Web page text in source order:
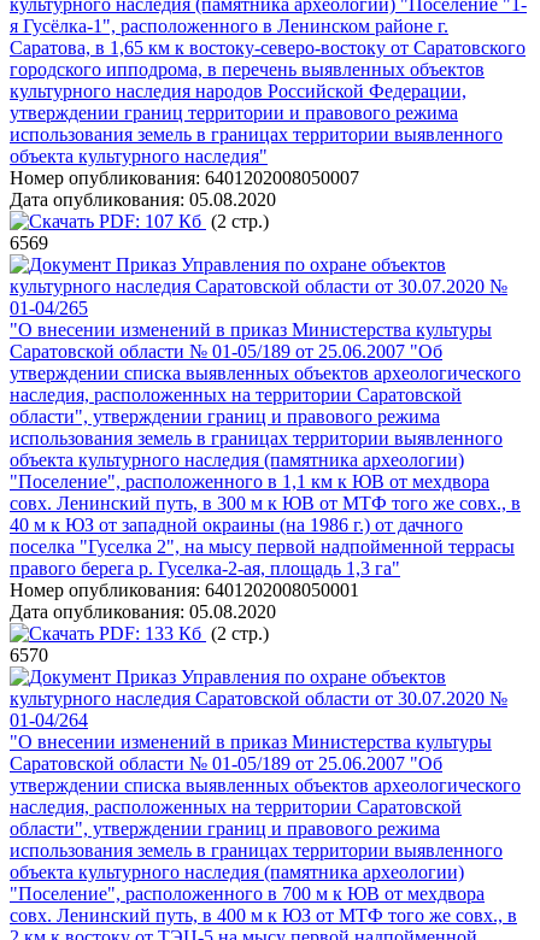
культурного наследия (памятника археологии) "Поселение "1-
я Гусёлка-1", расположенного в Ленинском районе г.
Саратова, в 1,65 км к востоку-северо-востоку от Саратовского
городского ипподрома, в перечень выявленных объектов
культурного наследия народов Российской Федерации,
утверждении границ территории и правового режима
использования земель в границах территории выявленного
объекта культурного наследия"
Номер опубликования: 6401202008050007
Дата опубликования: 05.08.2020
PDF: 107 Кб (2 стр.)
6569
Приказ Управления по охране объектов
культурного наследия Саратовской области от 30.07.2020 №
01-04/265
"О внесении изменений в приказ Министерства культуры
Саратовской области № 01-05/189 от 25.06.2007 "Об
утверждении списка выявленных объектов археологического
наследия, расположенных на территории Саратовской
области", утверждении границ и правового режима
использования земель в границах территории выявленного
объекта культурного наследия (памятника археологии)
"Поселение", расположенного в 1,1 км к ЮВ от мехдвора
совх. Ленинский путь, в 300 м к ЮВ от МТФ того же совх., в
40 м к ЮЗ от западной окраины (на 1986 г.) от дачного
поселка "Гуселка 2", на мысу первой надпойменной террасы
правого берега р. Гуселка-2-ая, площадь 1,3 га"
Номер опубликования: 6401202008050001
Дата опубликования: 05.08.2020
PDF: 133 Кб (2 стр.)
6570
Приказ Управления по охране объектов
культурного наследия Саратовской области от 30.07.2020 №
01-04/264
"О внесении изменений в приказ Министерства культуры
Саратовской области № 01-05/189 от 25.06.2007 "Об
утверждении списка выявленных объектов археологического
наследия, расположенных на территории Саратовской
области", утверждении границ и правового режима
использования земель в границах территории выявленного
объекта культурного наследия (памятника археологии)
"Поселение", расположенного в 700 м к ЮВ от мехдвора
совх. Ленинский путь, в 400 м к ЮЗ от МТФ того же совх., в